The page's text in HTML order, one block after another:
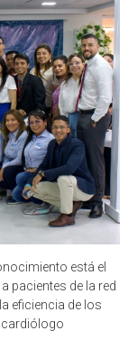
está el
pacientes de la red
eficiencia de los